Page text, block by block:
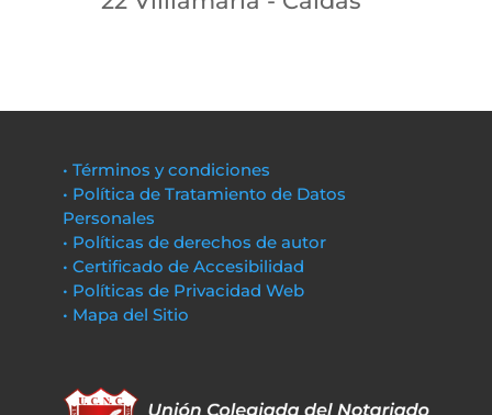
• Términos y condiciones
• Política de Tratamiento de Datos
Personales
• Políticas de derechos de autor
• Certificado de Accesibilidad
• Políticas de Privacidad Web
• Mapa del Sitio